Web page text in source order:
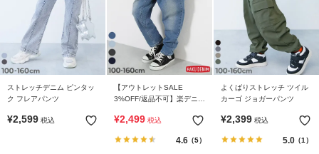
ガ
イ
ド
よ
ストレッチデニム ピンタッ
ク フレアパンツ
¥2,599 税込
【アウトレットSALE
3%OFF/返品不可】楽デニム
¥2,499 税込
4.6（5）
よくばりストレッチ ツイル
カーゴ ジョガーパンツ
¥2,399 税込
5.0（1）